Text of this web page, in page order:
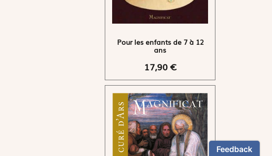
Pour les enfants de 7 à 12
ans
17,90 €